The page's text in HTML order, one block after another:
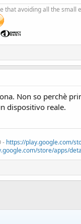
that avoiding all the
Non so perchè
dispositivo reale.
- https://play.google.com/
store/apps/